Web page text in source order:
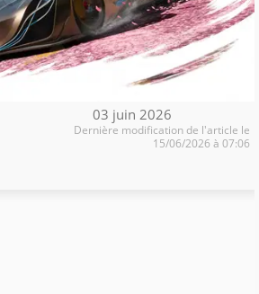
03 juin 2026
Dernière modification de l'article le
15/06/2026 à 07:06